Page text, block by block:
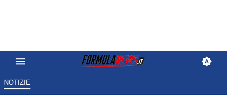
NOTIZIE